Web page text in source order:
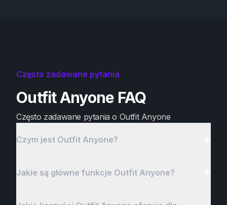
Często zadawane pytania
Outfit Anyone FAQ
Często zadawane pytania o Outfit Anyone
Czym jest Outfit Anyone?
Jakie są główne funkcje Outfit Anyone?